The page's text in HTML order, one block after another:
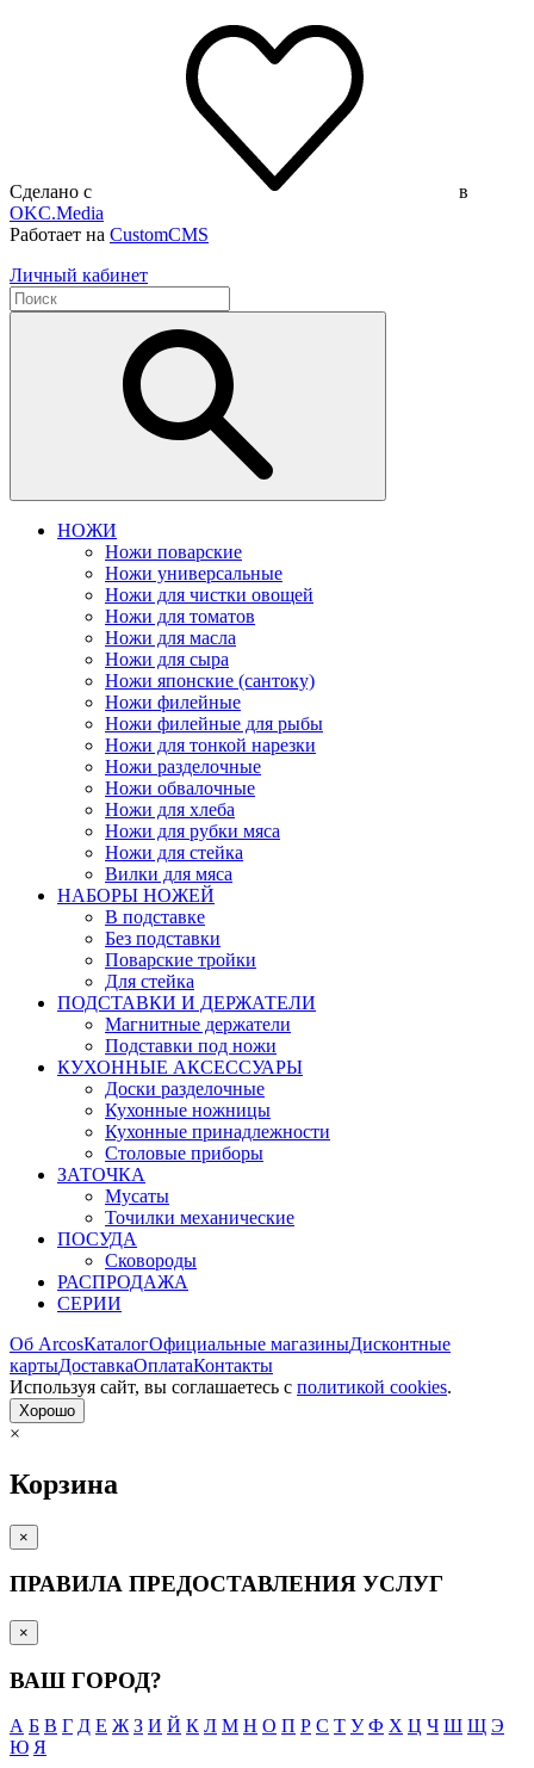
Сделано с
в
OKC.Media
Работает на CustomCMS
Личный кабинет
НОЖИ
Ножи поварские
Ножи универсальные
Ножи для чистки овощей
Ножи для томатов
Ножи для масла
Ножи для сыра
Ножи японские (сантоку)
Ножи филейные
Ножи филейные для рыбы
Ножи для тонкой нарезки
Ножи разделочные
Ножи обвалочные
Ножи для хлеба
Ножи для рубки мяса
Ножи для стейка
Вилки для мяса
НАБОРЫ НОЖЕЙ
В подставке
Без подставки
Поварские тройки
Для стейка
ПОДСТАВКИ И ДЕРЖАТЕЛИ
Магнитные держатели
Подставки под ножи
КУХОННЫЕ АКСЕССУАРЫ
Доски разделочные
Кухонные ножницы
Кухонные принадлежности
Столовые приборы
ЗАТОЧКА
Мусаты
Точилки механические
ПОСУДА
Сковороды
РАСПРОДАЖА
СЕРИИ
Об ArcosКаталогОфициальные магазиныДисконтные
картыДоставкаОплатаКонтакты
Используя сайт, вы согла­шаетесь с политикой cookies.
Хорошо
×
Корзина
×
ПРАВИЛА ПРЕДОСТАВЛЕНИЯ УСЛУГ
×
ВАШ ГОРОД?
А Б В Г Д Е Ж З И Й К Л М Н О П Р С Т У Ф Х Ц Ч Ш Щ Э
Ю Я